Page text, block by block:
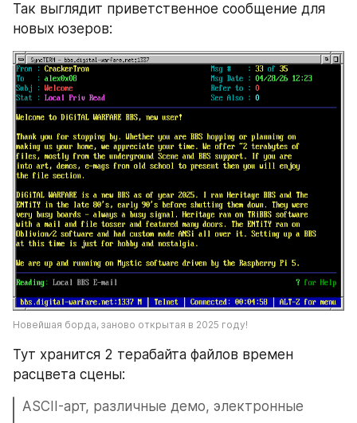
Так выглядит приветственное сообщение для
новых юзеров:
Новейшая борда, заново открытая в 2025 году!
Тут хранится 2 терабайта файлов времен
расцвета сцены:
ASСII-арт, различные демо, электронные